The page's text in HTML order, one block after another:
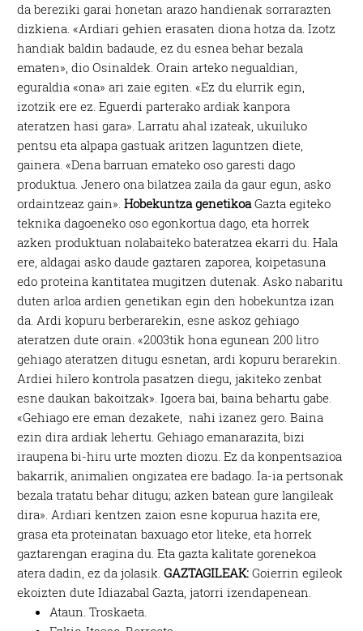
da bereziki garai honetan arazo handienak sorrarazten
dizkiena. «Ardiari gehien erasaten diona hotza da. Izotz
handiak baldin badaude, ez du esnea behar bezala
ematen», dio Osinaldek. Orain arteko negualdian,
eguraldia «ona» ari zaie egiten. «Ez du elurrik egin,
izotzik ere ez. Eguerdi parterako ardiak kanpora
ateratzen hasi gara». Larratu ahal izateak, ukuiluko
pentsu eta alpapa gastuak aritzen laguntzen diete,
gainera. «Dena barruan emateko oso garesti dago
produktua. Jenero ona bilatzea zaila da gaur egun, asko
ordaintzeaz gain».Hobekuntza genetikoaGazta egiteko
teknika dagoeneko oso egonkortua dago, eta horrek
azken produktuan nolabaiteko bateratzea ekarri du. Hala
ere, aldagai asko daude gaztaren zaporea, koipetasuna
edo proteina kantitatea mugitzen dutenak. Asko nabaritu
duten arloa ardien genetikan egin den hobekuntza izan
da. Ardi kopuru berberarekin, esne askoz gehiago
ateratzen dute orain. «2003tik hona egunean 200 litro
gehiago ateratzen ditugu esnetan, ardi kopuru berarekin.
Ardiei hilero kontrola pasatzen diegu, jakiteko zenbat
esne daukan bakoitzak». Igoera bai, baina behartu gabe.
«Gehiago ere eman dezakete, nahi izanez gero. Baina
ezin dira ardiak lehertu. Gehiago emanarazita, bizi
iraupena bi-hiru urte mozten diozu. Ez da konpentsazioa
bakarrik, animalien ongizatea ere badago. Ia-ia pertsonak
bezala tratatu behar ditugu; azken batean gure langileak
dira». Ardiari kentzen zaion esne kopurua hazita ere,
grasa eta proteinatan baxuago etor liteke, eta horrek
gaztarengan eragina du. Eta gazta kalitate gorenekoa
atera dadin, ez da jolasik.GAZTAGILEAK: Goierrin egileok
ekoizten dute Idiazabal Gazta, jatorri izendapenean.
Ataun. Troskaeta.